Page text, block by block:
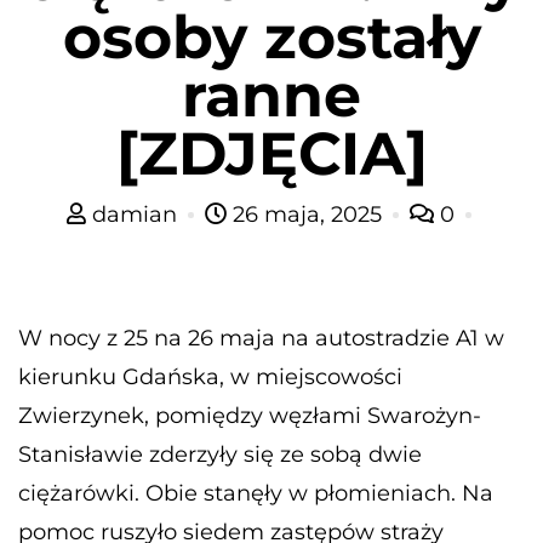
osoby zostały
ranne
[ZDJĘCIA]
damian 26 maja, 2025 0
W nocy z 25 na 26 maja na autostradzie A1 w
kierunku Gdańska, w miejscowości
Zwierzynek, pomiędzy węzłami Swarożyn-
Stanisławie zderzyły się ze sobą dwie
ciężarówki. Obie stanęły w płomieniach. Na
pomoc ruszyło siedem zastępów straży